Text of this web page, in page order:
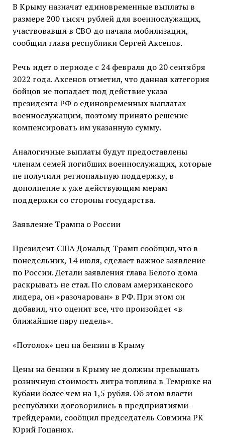
В Крыму назначат единовременные выплаты в
размере 200 тысяч рублей для военнослужащих,
участвовавши в СВО до начала мобилизации,
сообщил глава республики Сергей Аксенов.
Речь идет о периоде с 24 февраля до 20 сентября
2022 года. Аксенов отметил, что данная категория
бойцов не попадает под действие указа
президента РФ о единовременных выплатах
военнослужащим, поэтому принято решение
компенсировать им указанную сумму.
Аналогичные выплаты будут предоставлены
членам семей погибших военнослужащих, которые
не получили региональную поддержку, в
дополнение к уже действующим мерам
поддержки со стороны государства.
Заявление Трампа о России
Президент США Дональд Трамп сообщил, что в
понедельник, 14 июля, сделает важное заявление
по России. Детали заявления глава Белого дома
раскрывать не стал. По словам американского
лидера, он «разочарован» в РФ. При этом он
добавил, что оценит все, что произойдет «в
ближайшие пару недель».
«Потолок» цен на бензин в Крыму
Цены на бензин в Крыму не должны превышать
розничную стоимость литра топлива в Темрюке на
Кубани более чем на 1,5 рубля. Об этом власти
республики договорились в предприятиями-
трейдерами, сообщил председатель Совмина РК
Юрий Гоцанюк.